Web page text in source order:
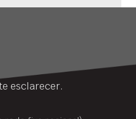
esclarecer.